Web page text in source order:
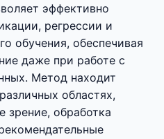
эффективно
регрессии и
обучения, обеспечивая
даже при работе с
Метод находит
областях,
зрение, обработка